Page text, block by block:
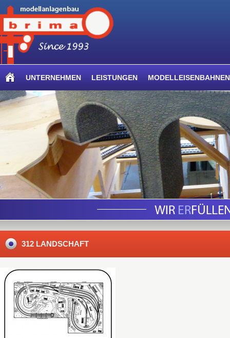
UNTERNEHMEN LEISTUNGEN MODELLEISENBAHNEN
312 LANDSCHAFT